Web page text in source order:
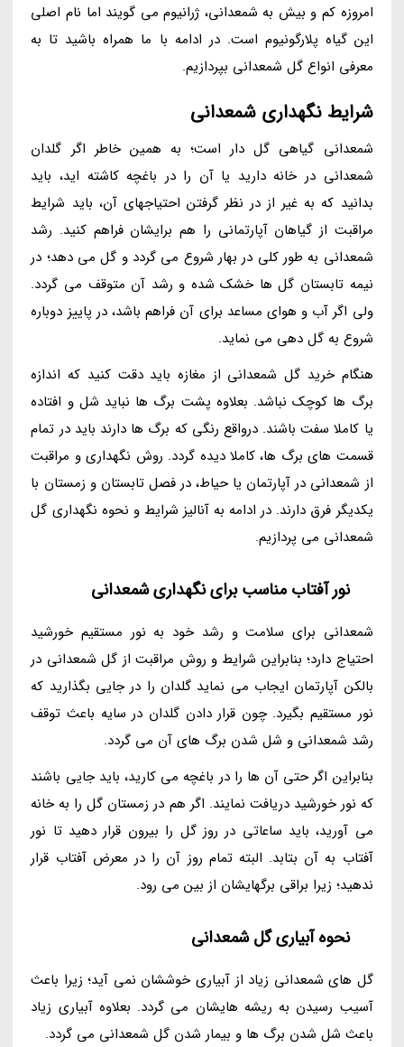
امروزه کم و بیش به شمعدانی، ژرانیوم می گویند اما نام اصلی
این گیاه پلارگونیوم است. در ادامه با ما همراه باشید تا به
معرفی انواع گل شمعدانی بپردازیم.
شرایط نگهداری شمعدانی
شمعدانی گیاهی گل دار است؛ به همین خاطر اگر گلدان
شمعدانی در خانه دارید یا آن را در باغچه کاشته اید، باید
بدانید که به غیر از در نظر گرفتن احتیاجهای آن، باید شرایط
مراقبت از گیاهان آپارتمانی را هم برایشان فراهم کنید. رشد
شمعدانی به طور کلی در بهار شروع می گردد و گل می دهد؛ در
نیمه تابستان گل ها خشک شده و رشد آن متوقف می گردد.
ولی اگر آب و هوای مساعد برای آن فراهم باشد، در پاییز دوباره
شروع به گل دهی می نماید.
هنگام خرید گل شمعدانی از مغازه باید دقت کنید که اندازه
برگ ها کوچک نباشد. بعلاوه پشت برگ ها نباید شل و افتاده
یا کاملا سفت باشند. درواقع رنگی که برگ ها دارند باید در تمام
قسمت های برگ ها، کاملا دیده گردد. روش نگهداری و مراقبت
از شمعدانی در آپارتمان یا حیاط، در فصل تابستان و زمستان با
یکدیگر فرق دارند. در ادامه به آنالیز شرایط و نحوه نگهداری گل
شمعدانی می پردازیم.
نور آفتاب مناسب برای نگهداری شمعدانی
شمعدانی برای سلامت و رشد خود به نور مستقیم خورشید
احتیاج دارد؛ بنابراین شرایط و روش مراقبت از گل شمعدانی در
بالکن آپارتمان ایجاب می نماید گلدان را در جایی بگذارید که
نور مستقیم بگیرد. چون قرار دادن گلدان در سایه باعث توقف
رشد شمعدانی و شل شدن برگ های آن می گردد.
بنابراین اگر حتی آن ها را در باغچه می کارید، باید جایی باشند
که نور خورشید دریافت نمایند. اگر هم در زمستان گل را به خانه
می آورید، باید ساعاتی در روز گل را بیرون قرار دهید تا نور
آفتاب به آن بتابد. البته تمام روز آن را در معرض آفتاب قرار
ندهید؛ زیرا براقی برگهایشان از بین می رود.
نحوه آبیاری گل شمعدانی
گل های شمعدانی زیاد از آبیاری خوششان نمی آید؛ زیرا باعث
آسیب رسیدن به ریشه هایشان می گردد. بعلاوه آبیاری زیاد
باعث شل شدن برگ ها و بیمار شدن گل شمعدانی می گردد.